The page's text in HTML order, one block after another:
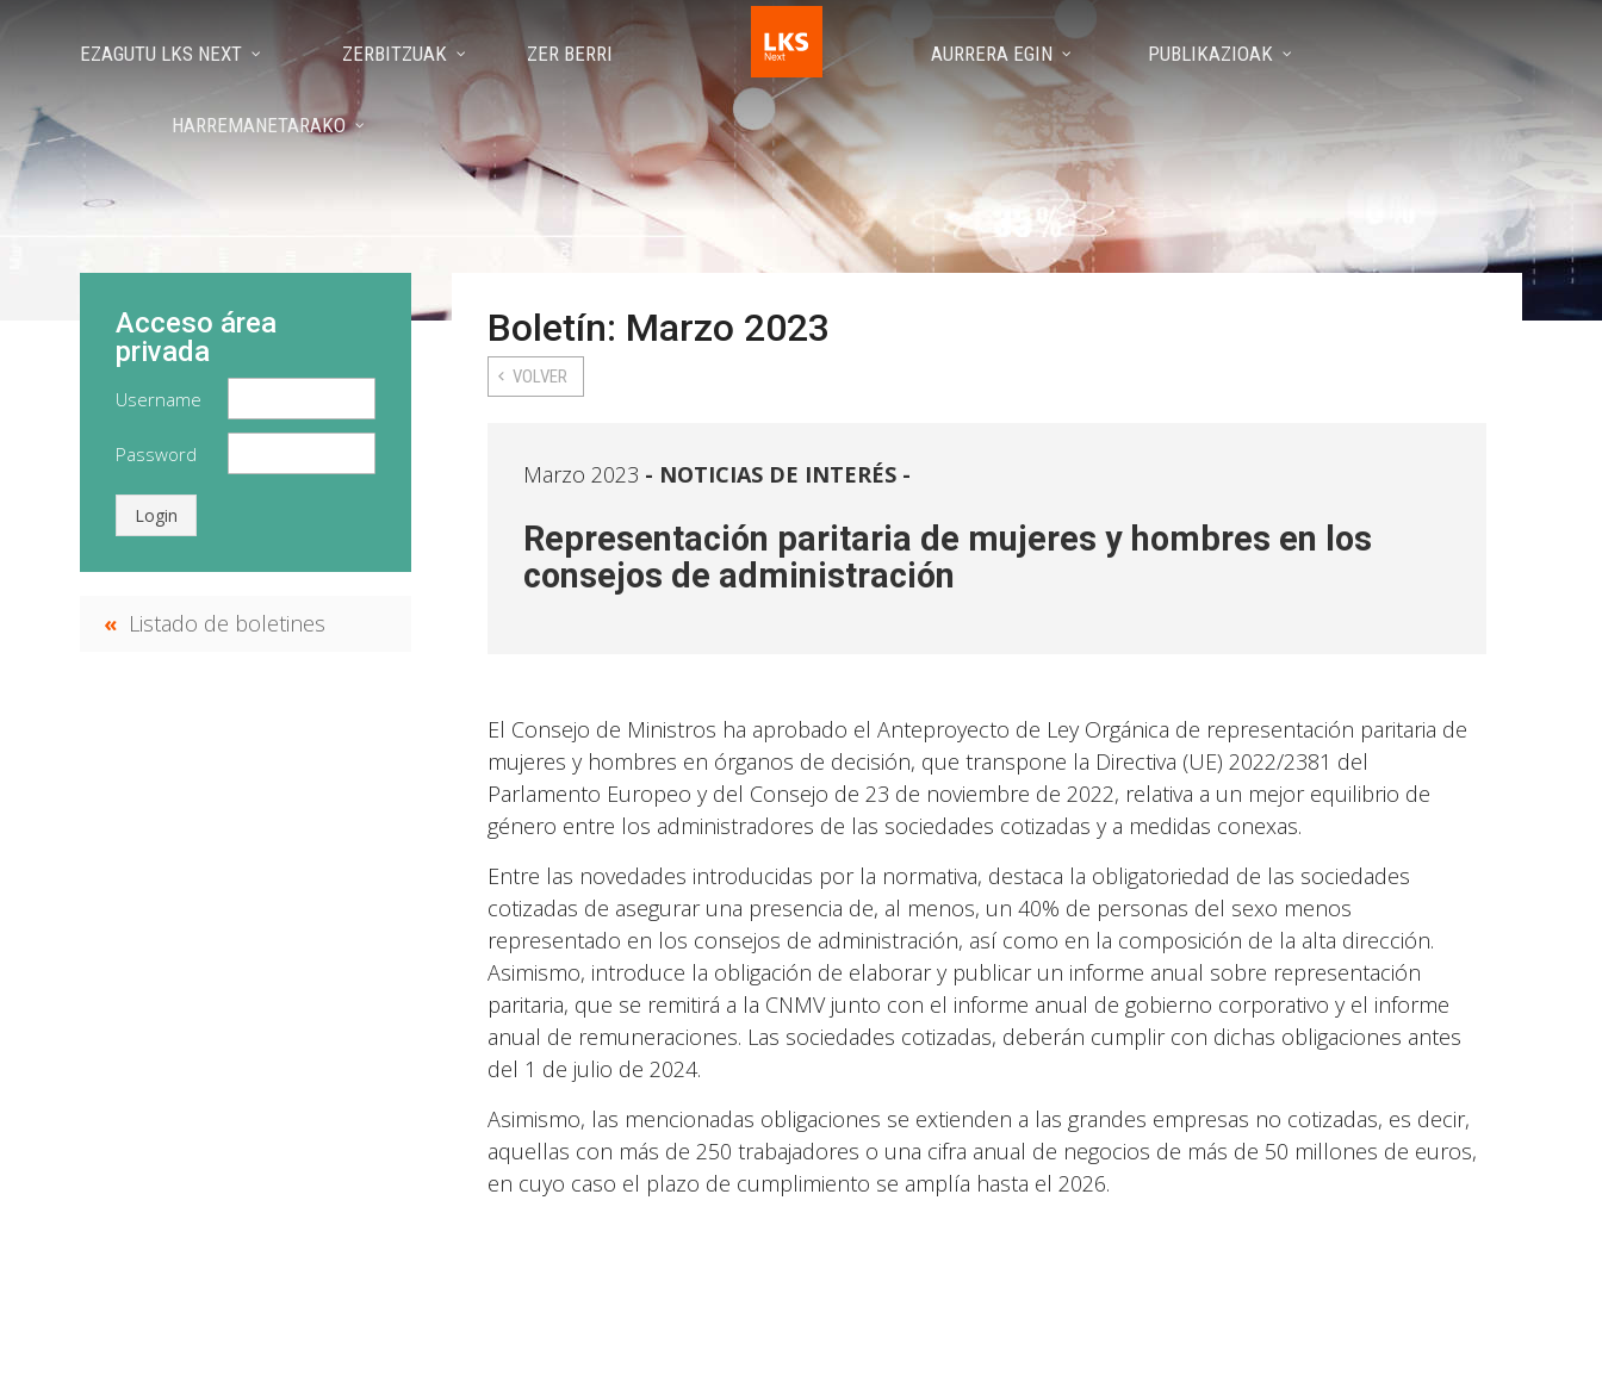
EZAGUTU LKS NEXT ZERBITZUAK ZER BERRI AURRERA EGIN PUBLIKAZIOAK
HARREMANETARAKO
Boletín: Marzo 2023
VOLVER
Marzo 2023 NOTICIAS DE INTERÉS -
Representación paritaria de mujeres y hombres en los
consejos de administración
El Consejo de Ministros ha aprobado el Anteproyecto de Ley Orgánica de representación paritaria de
mujeres y hombres en órganos de decisión, que transpone la Directiva (UE) 2022/2381 del
Parlamento Europeo y del Consejo de 23 de noviembre de 2022, relativa a un mejor equilibrio de
género entre los administradores de las sociedades cotizadas y a medidas conexas.
Entre las novedades introducidas por la normativa, destaca la obligatoriedad de las sociedades
cotizadas de asegurar una presencia de, al menos, un 40% de personas del sexo menos
representado en los consejos de administración, así como en la composición de la alta dirección.
Asimismo, introduce la obligación de elaborar y publicar un informe anual sobre representación
paritaria, que se remitirá a la CNMV junto con el informe anual de gobierno corporativo y el informe
anual de remuneraciones. Las sociedades cotizadas, deberán cumplir con dichas obligaciones antes
del 1 de julio de 2024.
Asimismo, las mencionadas obligaciones se extienden a las grandes empresas no cotizadas, es decir,
aquellas con más de 250 trabajadores o una cifra anual de negocios de más de 50 millones de euros,
en cuyo caso el plazo de cumplimiento se amplía hasta el 2026.
Acceso área
privada
Username
Password
Login
Listado de boletines